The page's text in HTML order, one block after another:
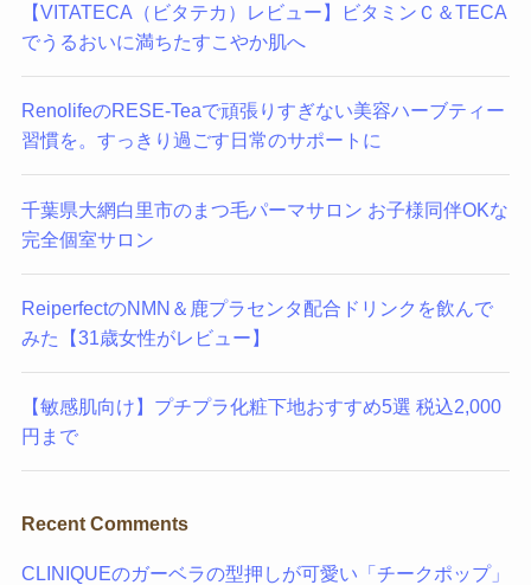
【VITATECA（ビタテカ）レビュー】ビタミンＣ＆TECA
でうるおいに満ちたすこやか肌へ
RenolifeのRESE-Teaで頑張りすぎない美容ハーブティー
習慣を。すっきり過ごす日常のサポートに
千葉県大網白里市のまつ毛パーマサロン お子様同伴OKな
完全個室サロン
ReiperfectのNMN＆鹿プラセンタ配合ドリンクを飲んで
みた【31歳女性がレビュー】
【敏感肌向け】プチプラ化粧下地おすすめ5選 税込2,000
円まで
Recent Comments
CLINIQUEのガーベラの型押しが可愛い「チークポップ」